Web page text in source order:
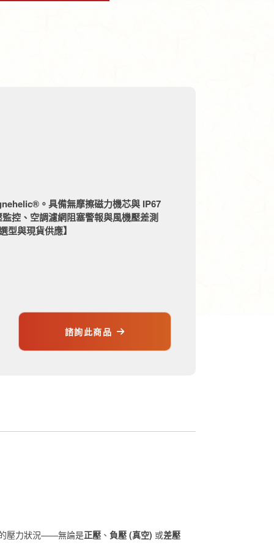
。具備無摩擦磁力機芯與 IP67
控、空調濾網阻塞警報與風機壓差測
與現貨供應】
諮詢此商品
壓力狀況——無論是正壓、 負壓 (真空) 或差壓